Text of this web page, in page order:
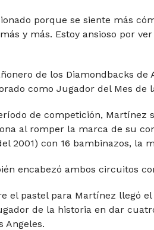
porque se siente más
y más. Estoy ansioso por
de los Diamondbacks
como Jugador del Mes
de competición, Martínez
al romper la marca de su
2001) con 16 bambinazos, la
encabezó ambos circuitos
el pastel para Martínez llegó
de la historia en dar
Angeles.